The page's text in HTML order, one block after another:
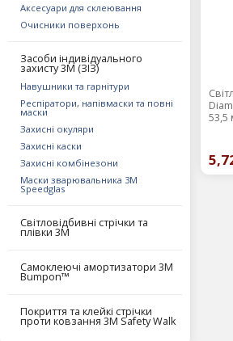
Аксесуари для склеювання
Очисники поверхонь
Засоби індивідуального
захисту 3M (ЗІЗ)
Навушники та гарнітури
Респіратори, напівмаски та повні
маски
Захисні окуляри
Захисні каски
Захисні комбінезони
Маски зварювальника 3М
Speedglas
Світловідбивні стрічки та
плівки 3М
Самоклеючі амортизатори 3М
Bumpon™
Покриття та клейкі стрічки
проти ковзання 3М Safety Walk
53,5